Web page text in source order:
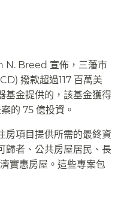
N. Breed 宣佈，三藩市
撥款超過117 百萬美
基金提供的，該基金獲得
的 75 億投資。​​
房項目提供所需的最終資
歸者、公共房屋居民、長
實惠房屋。這些專案包